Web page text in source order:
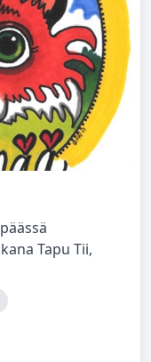
Tapu Tii,